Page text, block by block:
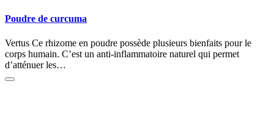
Poudre de curcuma
Vertus Ce rhizome en poudre possède plusieurs bienfaits pour le
corps humain. C’est un anti-inflammatoire naturel qui permet
d’atténuer les…